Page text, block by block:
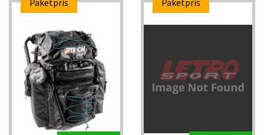
Paketpris Paketpris